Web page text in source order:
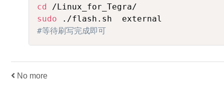
cd
sudo
#等待刷写完成即可
No more